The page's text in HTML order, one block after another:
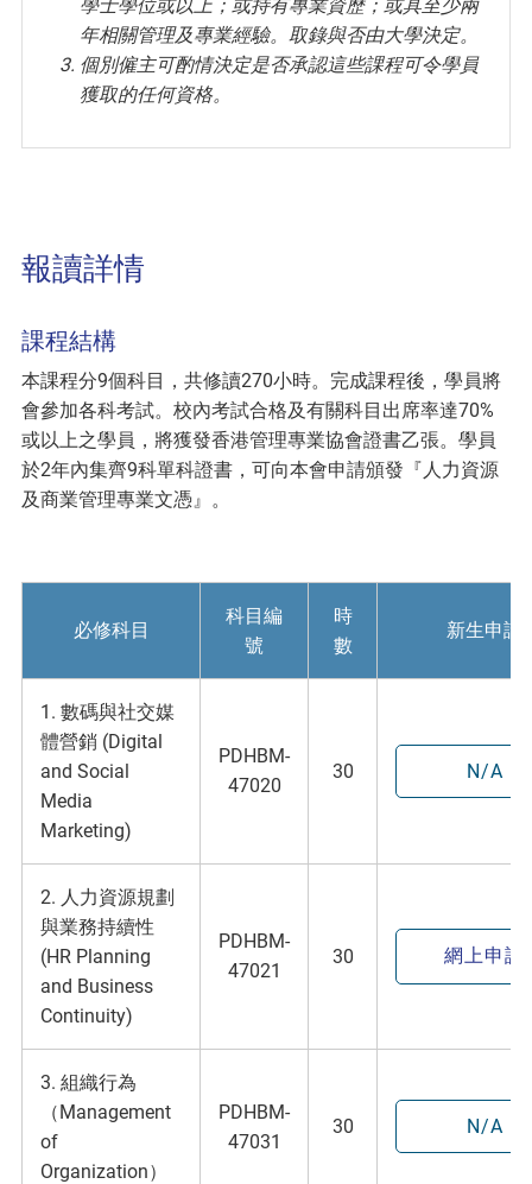
學士學位或以上；或持有專業資歷；或具至少兩
年相關管理及專業經驗。取錄與否由大學決定。
個別僱主可酌情決定是否承認這些課程可令學員
獲取的任何資格。
報讀詳情
課程結構
本課程分9個科目，共修讀270小時。完成課程後，學員將
會參加各科考試。校內考試合格及有關科目出席率達70%
或以上之學員，將獲發香港管理專業協會證書乙張。學員
於2年內集齊9科單科證書，可向本會申請頒發『人力資源
及商業管理專業文憑』。
必修科目
科目編
號
時
數
新生申請
1. 數碼與社交媒
體營銷 (Digital
and Social
Media
Marketing)
PDHBM-
47020
30 N/A
2. 人力資源規劃
與業務持續性
(HR Planning
and Business
Continuity)
PDHBM-
47021
30 網上申請
3. 組織行為
（Management
of
Organization）
PDHBM-
47031
30 N/A